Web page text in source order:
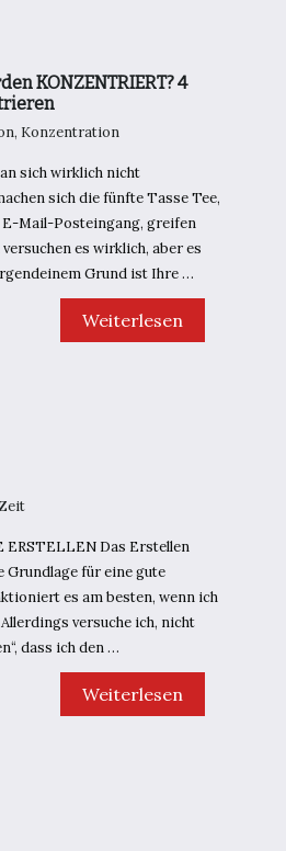
jede
Frau
KONZENTRIERT? 4
, Konzentration
sich wirklich nicht
sich die fünfte Tasse Tee,
Mail-Posteingang, greifen
es wirklich, aber es
Grund ist Ihre …
Wie
kriegen
mir
helfen,
mich
auf
die
Arbeit
zu
konzentrieren
Weiterlesen
ERSTELLEN Das Erstellen
für eine gute
es am besten, wenn ich
versuche ich, nicht
dass ich den …
10
Wege,
Weiterlesen